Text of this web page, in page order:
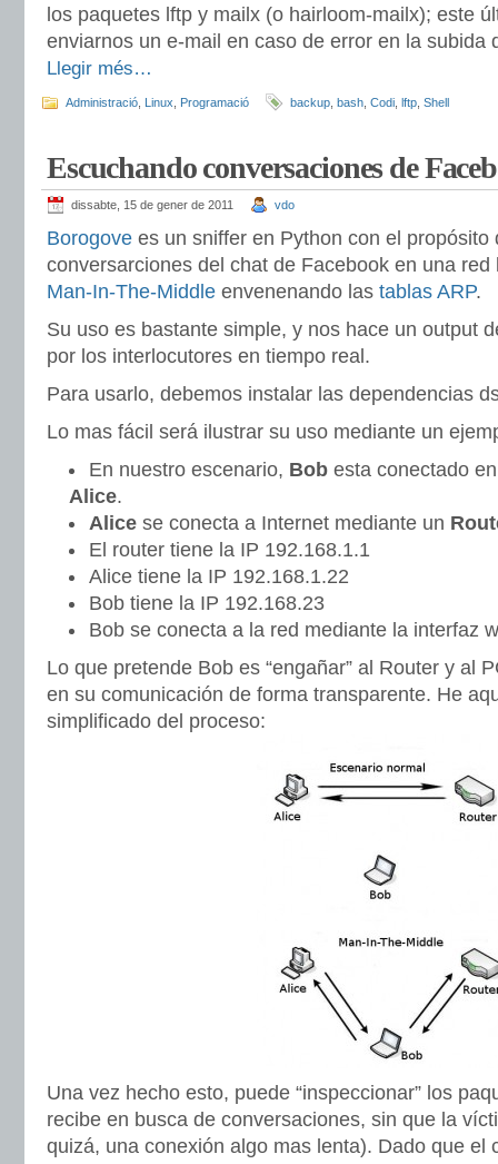
los paquetes lftp y mailx (o hairloom-mailx); este
enviarnos un e-mail en caso de error en la subida
Llegir més…
Administració Linux Programació backup bash Codi lftp Shell
Escuchando conversaciones de
dissabte, 15 de gener de 2011 vdo
Borogove es un sniffer en Python con el propósito
conversarciones del chat de Facebook en una
Man-In-The-Middle envenenando las tablas ARP.
Su uso es bastante simple, y nos hace un output
por los interlocutores en tiempo real.
Para usarlo, debemos instalar las dependencias
Lo mas fácil será ilustrar su uso mediante un
En nuestro escenario, Bob esta conectado
Alice.
Alice se conecta a Internet mediante un
El router tiene la IP 192.168.1.1
Alice tiene la IP 192.168.1.22
Bob tiene la IP 192.168.23
Bob se conecta a la red mediante la interfaz
Lo que pretende Bob es “engañar” al Router y al
en su comunicación de forma transparente. He
simplificado del proceso:
Una vez hecho esto, puede “inspeccionar” los
recibe en busca de conversaciones, sin que la
quizá, una conexión algo mas lenta). Dado que el